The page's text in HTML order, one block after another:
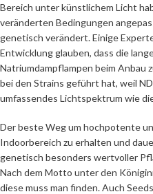
Bereich unter künstlichem Licht
veränderten Bedingungen
genetisch verändert. Einige
Entwicklung glauben, dass die
Natriumdampflampen beim Anbau
bei den Strains geführt hat, weil
umfassendes Lichtspektrum wie
Der beste Weg um hochpotente
Indoorbereich zu erhalten und
genetisch besonders wertvoller
Nach dem Motto unter den
diese muss man finden. Auch